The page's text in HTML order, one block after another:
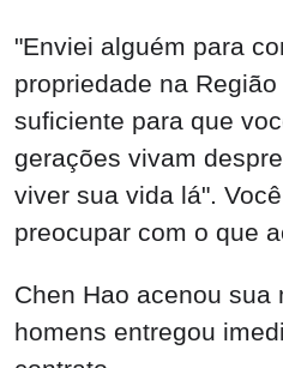
"Enviei alguém para
propriedade na
suficiente para que
gerações vivam
viver sua vida lá".
preocupar com o que
Chen Hao acenou sua
homens entregou